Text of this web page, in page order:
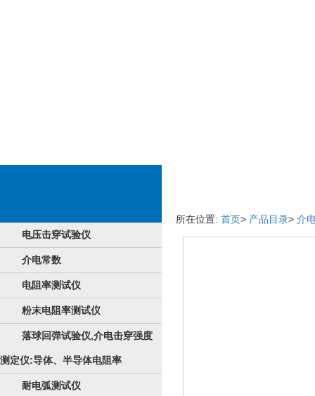
电压击穿试验仪
介电常数
电阻率测试仪
粉末电阻率测试仪
落球回弹试验仪,介电击穿强度
测定仪:导体、半导体电阻率
耐电弧测试仪
所在位置: 首页> 产品目录> 介